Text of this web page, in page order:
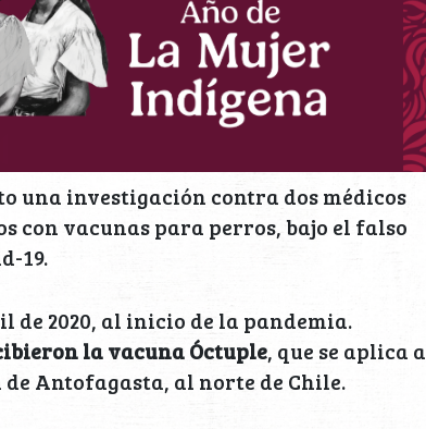
una investigación contra dos médicos
vacunas para perros, bajo el falso
19.
2020, al inicio de la pandemia.
la vacuna Óctuple, que se aplica a
Antofagasta, al norte de Chile.